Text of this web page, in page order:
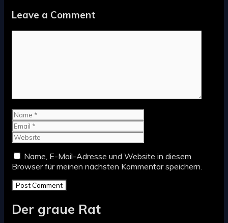
Leave a Comment
Name
Name, E-Mail-Adresse und Website in diesem
Browser für meinen nächsten Kommentar speichern.
Der graue Rat